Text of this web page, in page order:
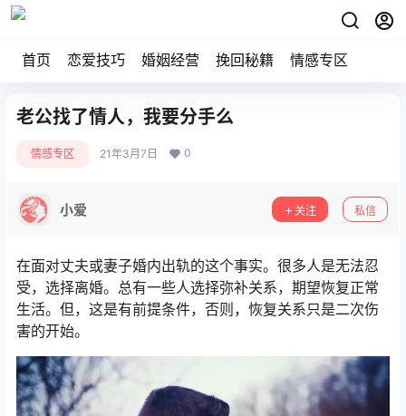
首页 恋爱技巧 婚姻经营 挽回秘籍 情感专区
老公找了情人，我要分手么
情感专区 21年3月7日 0
小爱 关注 私信
在面对丈夫或妻子婚内出轨的这个事实。很多人是无法忍
受，选择离婚。总有一些人选择弥补关系，期望恢复正常
生活。但，这是有前提条件，否则，恢复关系只是二次伤
害的开始。